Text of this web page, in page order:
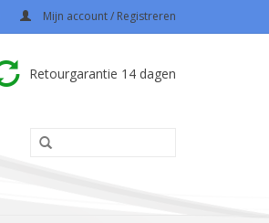
Mijn account / Registreren
Retourgarantie 14 dagen